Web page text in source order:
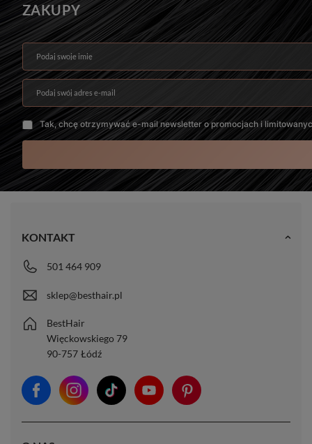
ZAKUPY
Podaj swoje imię
Podaj swój adres e-mail
Tak, chcę otrzymywać e-mail newsletter o promocjach i
KONTAKT
501 464 909
sklep@besthair.pl
BestHair
Więckowskiego 79
90-757 Łódź